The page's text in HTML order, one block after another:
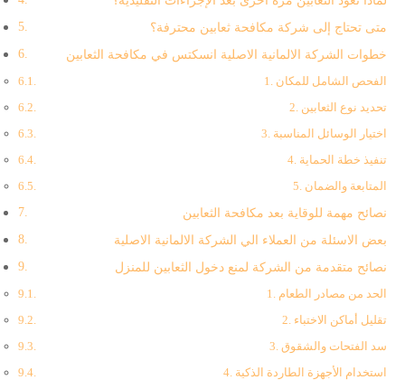
متى تحتاج إلى شركة مكافحة ثعابين محترفة؟
خطوات الشركة الالمانية الاصلية انسكتس في مكافحة الثعابين
1. الفحص الشامل للمكان
2. تحديد نوع الثعابين
3. اختيار الوسائل المناسبة
4. تنفيذ خطة الحماية
5. المتابعة والضمان
نصائح مهمة للوقاية بعد مكافحة الثعابين
بعض الاسئلة من العملاء الي الشركة الالمانية الاصلية
نصائح متقدمة من الشركة لمنع دخول الثعابين للمنزل
1. الحد من مصادر الطعام
2. تقليل أماكن الاختباء
3. سد الفتحات والشقوق
4. استخدام الأجهزة الطاردة الذكية